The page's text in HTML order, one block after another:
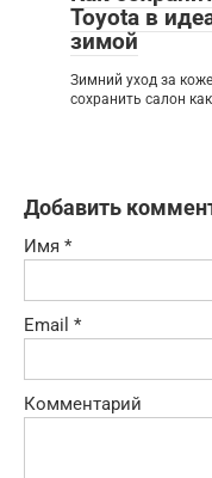
Toyota в
зимой
Зимний уход за
сохранить салон
Добавить
Имя *
Email *
Комментарий